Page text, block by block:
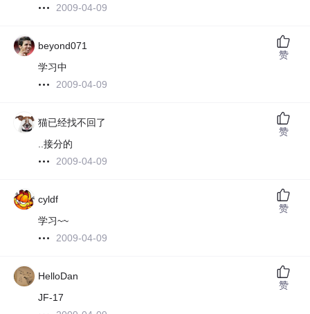
2009-04-09
beyond071
学习中
2009-04-09
赞
猫已经找不回了
..接分的
2009-04-09
赞
cyldf
学习~~
2009-04-09
赞
HelloDan
JF-17
赞